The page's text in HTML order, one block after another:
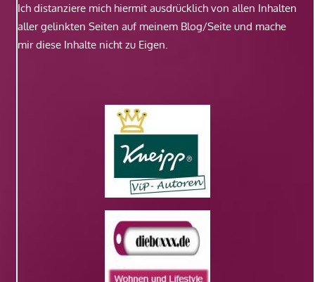
Ich distanziere mich hiermit ausdrücklich von allen Inhalten
aller gelinkten Seiten auf meinem Blog/Seite und mache
mir diese Inhalte nicht zu Eigen.